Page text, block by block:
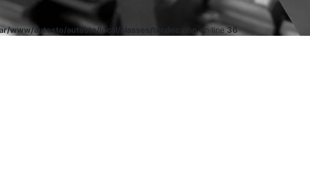
www/autosto/autosto/local/classes/tecdoc.phpon line36